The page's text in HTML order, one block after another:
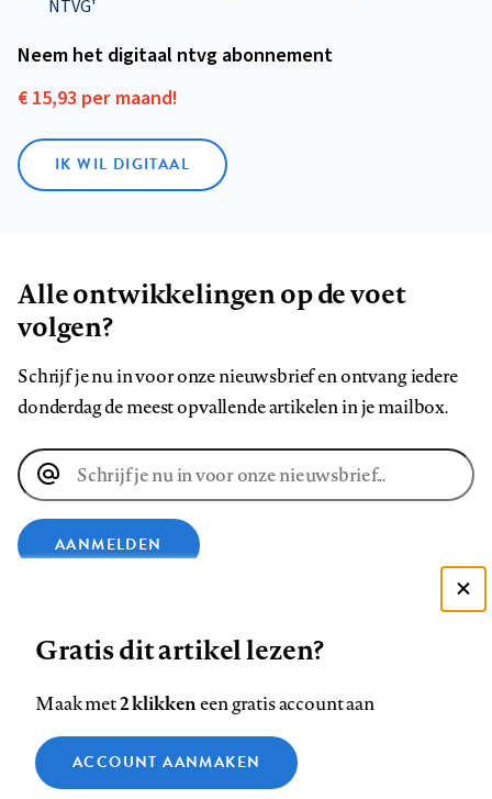
NTVG'
Neem het digitaal ntvg abonnement
€ 15,93 per maand!
IK WIL DIGITAAL
Alle ontwikkelingen op de voet
volgen?
Schrijf je nu in voor onze nieuwsbrief en ontvang iedere
donderdag de meest opvallende artikelen in je mailbox.
E-
mailadres
AANMELDEN
op
Facebook
op
LinkedIn
op
Bluesky
ons
op
InstagramYouTube
Footer
Contact Colofon Disclaimer Privacy
Medische vragen verdienen
Zie onze cookie policy
Analytische cookies
Gratis dit artikel lezen?
Maak met2 klikkeneen gratis account aan
ACCOUNT AANMAKEN